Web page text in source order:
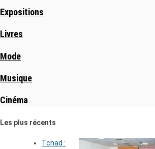
Expositions
Livres
Mode
Musique
Cinéma
Les plus récents
Tchad :